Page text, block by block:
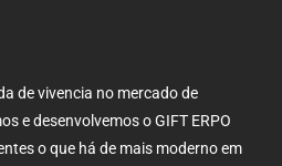
de vivencia no mercado de
e desenvolvemos o GIFT ERPO
o que há de mais moderno em